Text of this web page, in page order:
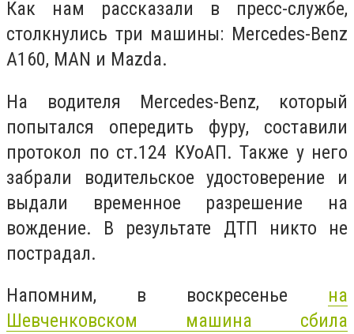
Как нам рассказали в пресс-службе,
столкнулись три машины: Mercedes-Benz
A160, MAN и Mazda.
На водителя Mercedes-Benz, который
попытался опередить фуру, составили
протокол по ст.124 КУоАП. Также у него
забрали водительское удостоверение и
выдали временное разрешение на
вождение. В результате ДТП никто не
пострадал.
Напомним, в воскресенье на
Шевченковском машина сбила